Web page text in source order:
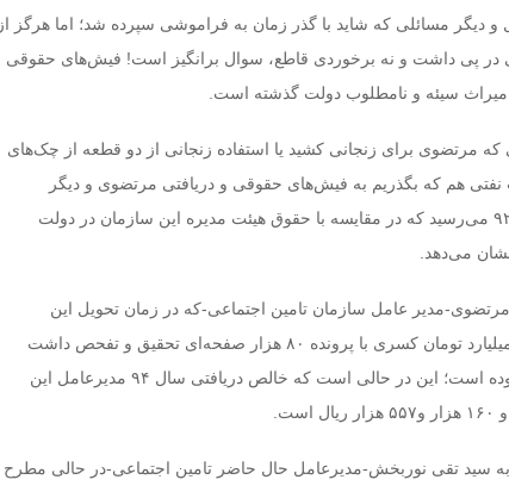
دیگر مسائلی که شاید با گذر زمان به فراموشی سپرده شد؛ اما هرگز از
در پی داشت و نه برخوردی قاطع، سوال برانگیز است! فیش‌های حقوقی
میراث سیئه و نامطلوب دولت گذشته است.
که مرتضوی برای زنجانی کشید یا استفاده زنجانی از دو قطعه از چک‌های
نفتی هم که بگذریم به فیش‌های حقوقی و دریافتی مرتضوی و دیگر
دوستانش در تامین اجتماعی در سال ۹۲ می‌رسید که در مقایسه با حقوق هیئت مدیره این سازمان در دولت
می‌دهد.
دریافتی سال ۹۲ سعید مرتضوی-مدیر عامل سازمان تامین اجتماعی-که در زمان تحویل این
سازمان به دولت روحانی شش هزار میلیارد تومان کسری با پرونده ۸۰ هزار صفحه‌ای تحقیق و تفحص داشت
۱۷۷ میلیون و ۲۸۸ هزار و ۸۷۹ ریال بوده است؛ این در حالی است که خالص دریافتی سال ۹۴ مدیرعامل این
سید تقی نوربخش-مدیرعامل حال حاضر تامین اجتماعی-در حالی مطرح